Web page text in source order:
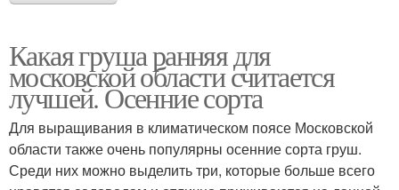
Какая груша ранняя для
московской области считается
лучшей. Осенние сорта
Для выращивания в климатическом поясе Московской
области также очень популярны осенние сорта груш.
Среди них можно выделить три, которые больше всего